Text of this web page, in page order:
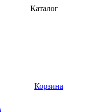
Каталог
Корзина